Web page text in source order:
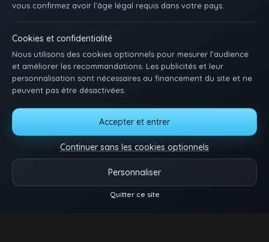
vous confirmez avoir l’âge légal requis dans votre pays.
Cookies et confidentialité
Nous utilisons des cookies optionnels pour mesurer l’audience
et améliorer les recommandations. Les publicités et leur
personnalisation sont nécessaires au financement du site et ne
peuvent pas être désactivées.
Accepter et entrer
Continuer sans les cookies optionnels
Personnaliser
Quitter ce site
ACCUEIL INSCRIPTION SE CONNECTER SUPPORT / CONTACT
CONDITIONS D'UTILISATION
DMCA
GÉRER LES COOKIES
Pose-toi et matte des minets qui baisent. Une idée, une envie ? Dis-nous tout.
Twink Tube- Tous droits réservés.
Reels